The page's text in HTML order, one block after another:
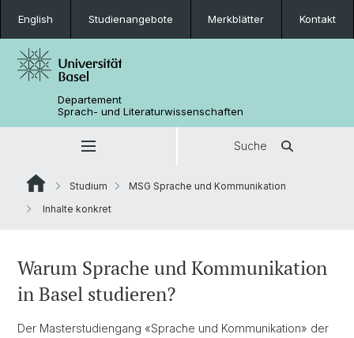
English Studienangebote Merkblätter Kontakt
Departement
Sprach- und Literaturwissenschaften
Suche
Studium
MSG Sprache und Kommunikation
Inhalte konkret
Warum Sprache und Kommunikation
in Basel studieren?
Der Masterstudiengang «Sprache und Kommunikation» der